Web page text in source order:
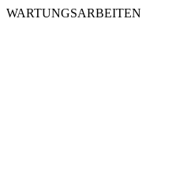
WARTUNGSARBEITEN